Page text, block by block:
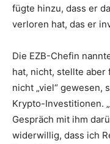
fügte hinzu, dass er
verloren hat, das er
Die EZB-Chefin
hat, nicht, stellte aber
nicht „viel“ gewesen,
Krypto-Investitionen.
Gespräch mit ihm
widerwillig, dass ich